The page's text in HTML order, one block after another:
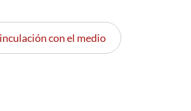
con el medio